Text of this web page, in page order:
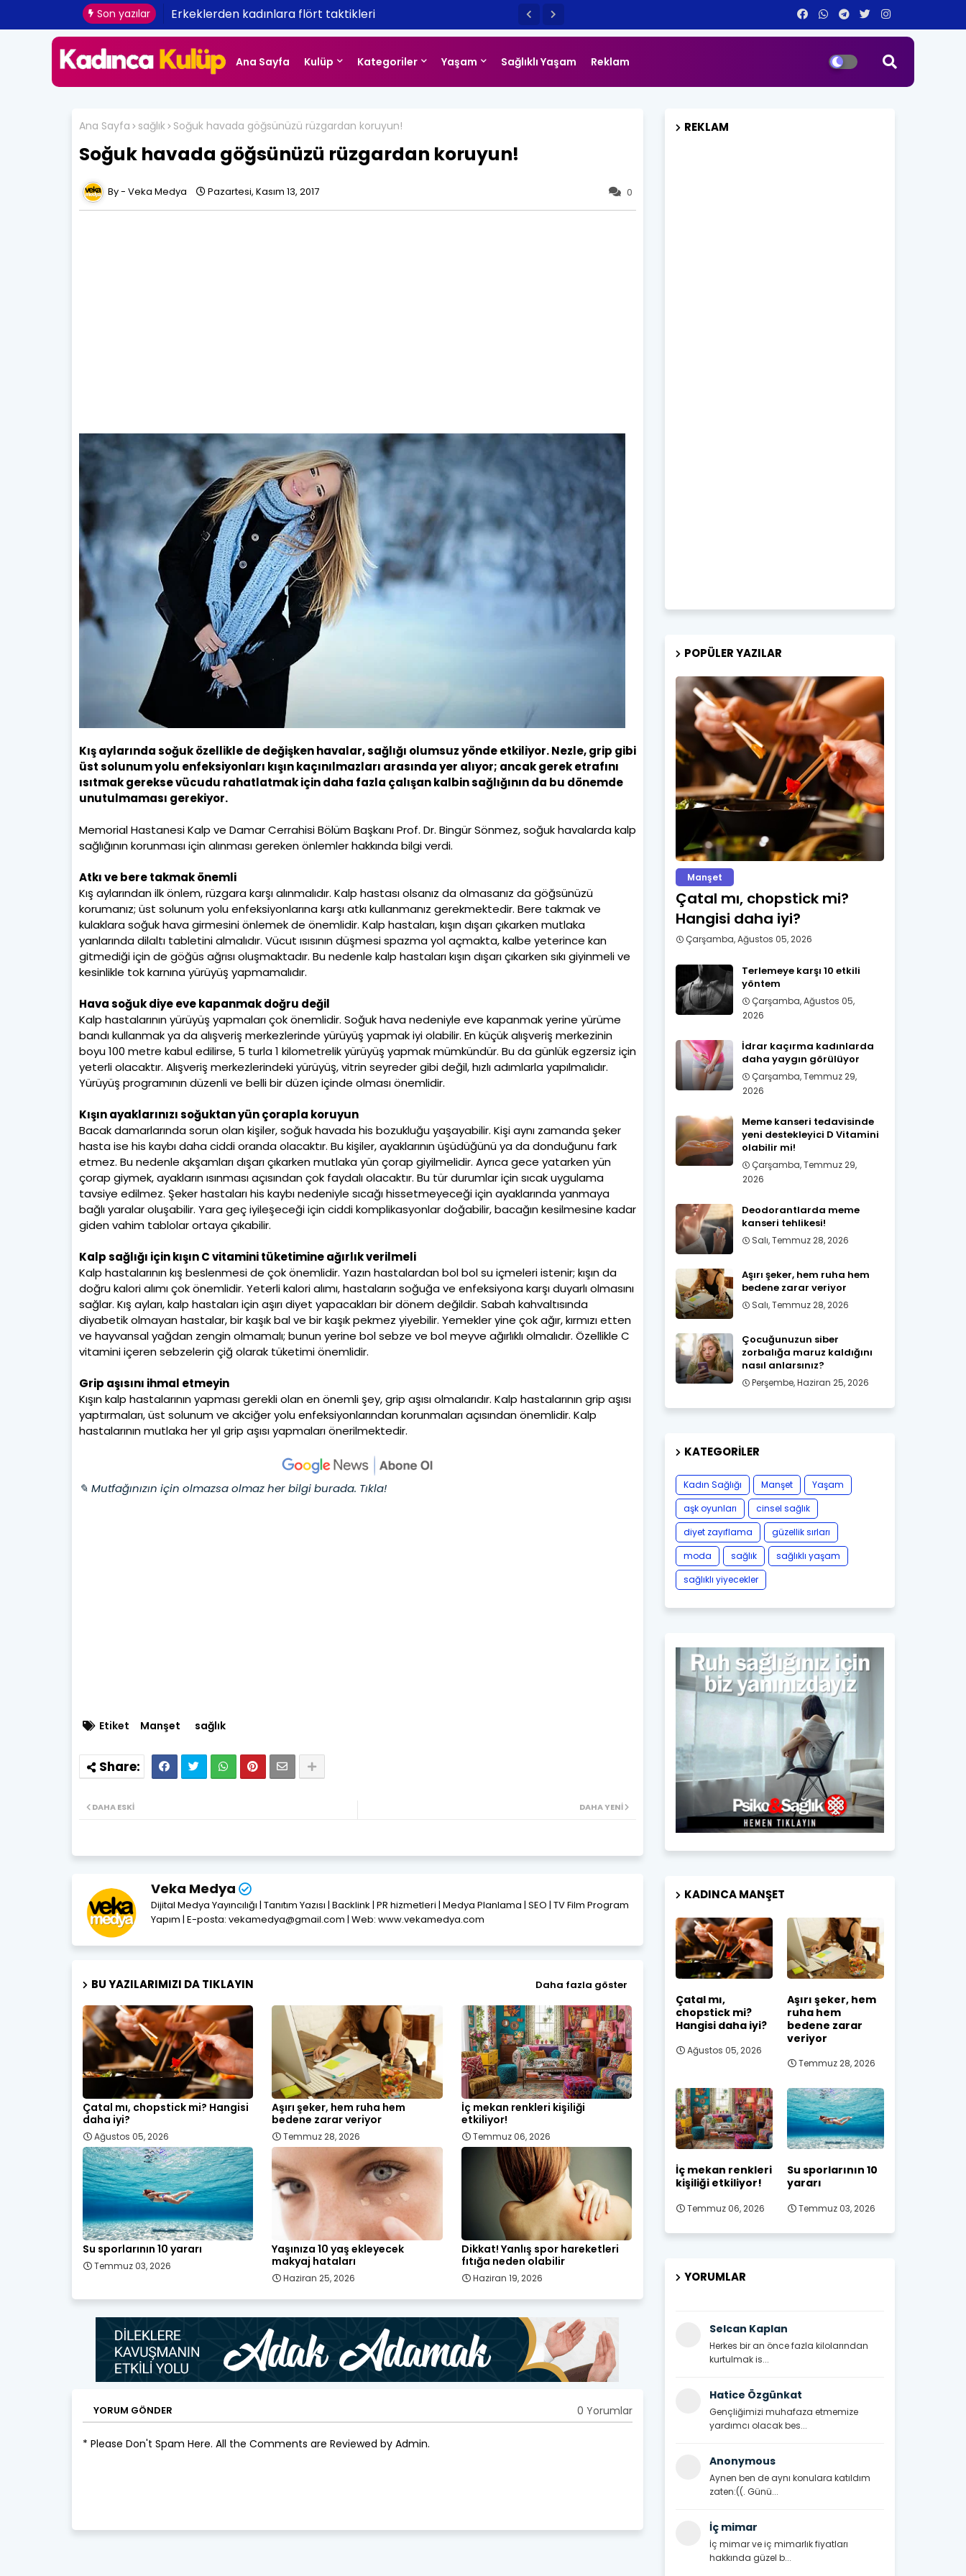
Son yazılar Erkeklerden kadınlara flört taktikleri
Ana Sayfa Kulüp Kategoriler Yaşam Sağlıklı Yaşam Reklam
Ana Sayfa sağlık Soğuk havada göğsünüzü rüzgardan koruyun!
Soğuk havada göğsünüzü rüzgardan koruyun!
0
Veka Medya Pazartesi, Kasım 13, 2017
Kış aylarında soğuk özellikle de değişken havalar, sağlığı olumsuz yönde etkiliyor. Nezle, grip gibi
üst solunum yolu enfeksiyonları kışın kaçınılmazları arasında yer alıyor; ancak gerek etrafını
ısıtmak gerekse vücudu rahatlatmak için daha fazla çalışan kalbin sağlığının da bu dönemde
unutulmaması gerekiyor.
Memorial Hastanesi Kalp ve Damar Cerrahisi Bölüm Başkanı Prof. Dr. Bingür Sönmez, soğuk havalarda kalp
sağlığının korunması için alınması gereken önlemler hakkında bilgi verdi.
Atkı ve bere takmak önemli
Kış aylarından ilk önlem, rüzgara karşı alınmalıdır. Kalp hastası olsanız da olmasanız da göğsünüzü
korumanız; üst solunum yolu enfeksiyonlarına karşı atkı kullanmanız gerekmektedir. Bere takmak ve
kulaklara soğuk hava girmesini önlemek de önemlidir. Kalp hastaları, kışın dışarı çıkarken mutlaka
yanlarında dilaltı tabletini almalıdır. Vücut ısısının düşmesi spazma yol açmakta, kalbe yeterince kan
gitmediği için de göğüs ağrısı oluşmaktadır. Bu nedenle kalp hastaları kışın dışarı çıkarken sıkı giyinmeli ve
kesinlikle tok karnına yürüyüş yapmamalıdır.
Hava soğuk diye eve kapanmak doğru değil
Kalp hastalarının yürüyüş yapmaları çok önemlidir. Soğuk hava nedeniyle eve kapanmak yerine yürüme
bandı kullanmak ya da alışveriş merkezlerinde yürüyüş yapmak iyi olabilir. En küçük alışveriş merkezinin
boyu 100 metre kabul edilirse, 5 turla 1 kilometrelik yürüyüş yapmak mümkündür. Bu da günlük egzersiz için
yeterli olacaktır. Alışveriş merkezlerindeki yürüyüş, vitrin seyreder gibi değil, hızlı adımlarla yapılmalıdır.
Yürüyüş programının düzenli ve belli bir düzen içinde olması önemlidir.
Kışın ayaklarınızı soğuktan yün çorapla koruyun
Bacak damarlarında sorun olan kişiler, soğuk havada his bozukluğu yaşayabilir. Kişi aynı zamanda şeker
hasta ise his kaybı daha ciddi oranda olacaktır. Bu kişiler, ayaklarının üşüdüğünü ya da donduğunu fark
etmez. Bu nedenle akşamları dışarı çıkarken mutlaka yün çorap giyilmelidir. Ayrıca gece yatarken yün
çorap giymek, ayakların ısınması açısından çok faydalı olacaktır. Bu tür durumlar için sıcak uygulama
tavsiye edilmez. Şeker hastaları his kaybı nedeniyle sıcağı hissetmeyeceği için ayaklarında yanmaya
bağlı yaralar oluşabilir. Yara geç iyileşeceği için ciddi komplikasyonlar doğabilir, bacağın kesilmesine kadar
giden vahim tablolar ortaya çıkabilir.
Kalp sağlığı için kışın C vitamini tüketimine ağırlık verilmeli
Kalp hastalarının kış beslenmesi de çok önemlidir. Yazın hastalardan bol bol su içmeleri istenir; kışın da
doğru kalori alımı çok önemlidir. Yeterli kalori alımı, hastaların soğuğa ve enfeksiyona karşı duyarlı olmasını
sağlar. Kış ayları, kalp hastaları için aşırı diyet yapacakları bir dönem değildir. Sabah kahvaltısında
diyabetik olmayan hastalar, bir kaşık bal ve bir kaşık pekmez yiyebilir. Yemekler yine çok ağır, kırmızı etten
ve hayvansal yağdan zengin olmamalı; bunun yerine bol sebze ve bol meyve ağırlıklı olmalıdır. Özellikle C
vitamini içeren sebzelerin çiğ olarak tüketimi önemlidir.
Grip aşısını ihmal etmeyin
Kışın kalp hastalarının yapması gerekli olan en önemli şey, grip aşısı olmalarıdır. Kalp hastalarının grip aşısı
yaptırmaları, üst solunum ve akciğer yolu enfeksiyonlarından korunmaları açısından önemlidir. Kalp
hastalarının mutlaka her yıl grip aşısı yapmaları önerilmektedir.
✎ Mutfağınızın için olmazsa olmaz her bilgi burada. Tıkla!
Etiket Manşet sağlık
DAHA YENI
DAHA ESKI
Veka Medya
Dijital Medya Yayıncılığı | Tanıtım Yazısı | Backlink | PR hizmetleri | Medya Planlama | SEO | TV Film Program
Yapım | E-posta: vekamedya@gmail.com | Web: www.vekamedya.com
BU YAZILARIMIZI DA TIKLAYIN Daha fazla göster
Çatal mı, chopstick mi? Hangisi
daha iyi?
Ağustos 05, 2026
Aşırı şeker, hem ruha hem
bedene zarar veriyor
Temmuz 28, 2026
İç mekan renkleri kişiliği
etkiliyor!
Temmuz 06, 2026
Su sporlarının 10 yararı
Temmuz 03, 2026
Yaşınıza 10 yaş ekleyecek
makyaj hataları
Haziran 25, 2026
Dikkat! Yanlış spor hareketleri
fıtığa neden olabilir
Haziran 19, 2026
YORUM GÖNDER 0 Yorumlar
* Please Don't Spam Here. All the Comments are Reviewed by Admin.
REKLAM
POPÜLER YAZILAR
Manşet
Çatal mı, chopstick mi?
Hangisi daha iyi?
Çarşamba, Ağustos 05, 2026
Terlemeye karşı 10 etkili
yöntem
Çarşamba, Ağustos 05,
2026
İdrar kaçırma kadınlarda
daha yaygın görülüyor
Çarşamba, Temmuz 29,
2026
Meme kanseri tedavisinde
yeni destekleyici D Vitamini
olabilir mi!
Çarşamba, Temmuz 29,
2026
Deodorantlarda meme
kanseri tehlikesi!
Salı, Temmuz 28, 2026
Aşırı şeker, hem ruha hem
bedene zarar veriyor
Salı, Temmuz 28, 2026
Çocuğunuzun siber
zorbalığa maruz kaldığını
nasıl anlarsınız?
Perşembe, Haziran 25, 2026
KATEGORILER
Kadın Sağlığı Manşet
Yaşam
aşk oyunları
cinsel sağlık
diyet zayıflama
güzellik sırları
moda
sağlık
sağlıklı yaşam
sağlıklı yiyecekler
KADINCA MANŞET
Çatal mı,
chopstick mi?
Hangisi daha iyi?
Ağustos 05, 2026
Aşırı şeker, hem
ruha hem
bedene zarar
veriyor
Temmuz 28, 2026
İç mekan renkleri
kişiliği etkiliyor!
Temmuz 06, 2026
Su sporlarının 10
yararı
Temmuz 03, 2026
YORUMLAR
Selcan Kaplan
Herkes bir an önce fazla kilolarından
kurtulmak is...
Hatice Özgünkat
Gençliğimizi muhafaza etmemize
yardımcı olacak bes...
Anonymous
Aynen ben de aynı konulara katıldım
zaten:((. Günü...
İç mimar
İç mimar ve iç mimarlık fiyatları
hakkında güzel b...